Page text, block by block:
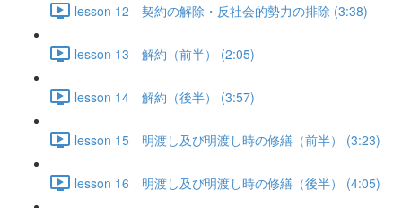
lesson 12 契約の解除・反社会的勢力の排除 (3:38)
lesson 13 解約（前半） (2:05)
lesson 14 解約（後半） (3:57)
lesson 15 明渡し及び明渡し時の修繕（前半） (3:23)
lesson 16 明渡し及び明渡し時の修繕（後半） (4:05)